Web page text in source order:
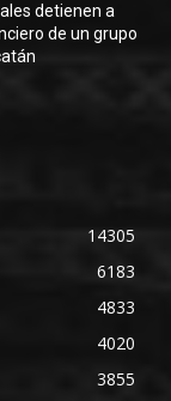
detienen a
de un grupo
14305
6183
4833
4020
3855